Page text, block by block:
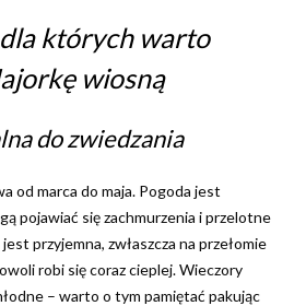
których warto
wiosną
do zwiedzania
od marca do maja. Pogoda jest
pojawiać się zachmurzenia i przelotne
przyjemna, zwłaszcza na przełomie
robi się coraz cieplej. Wieczory
– warto o tym pamiętać pakując